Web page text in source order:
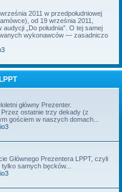
2011 w przedpołudniowej
od 19 września 2011,
„Do południa”. O tej samej
wykonawców — zasadniczo
główny Prezenter.
Przez ostatnie trzy dekady (z
gościem w naszych domach...
Głównego Prezentera LPPT, czyli
samych bęcków...